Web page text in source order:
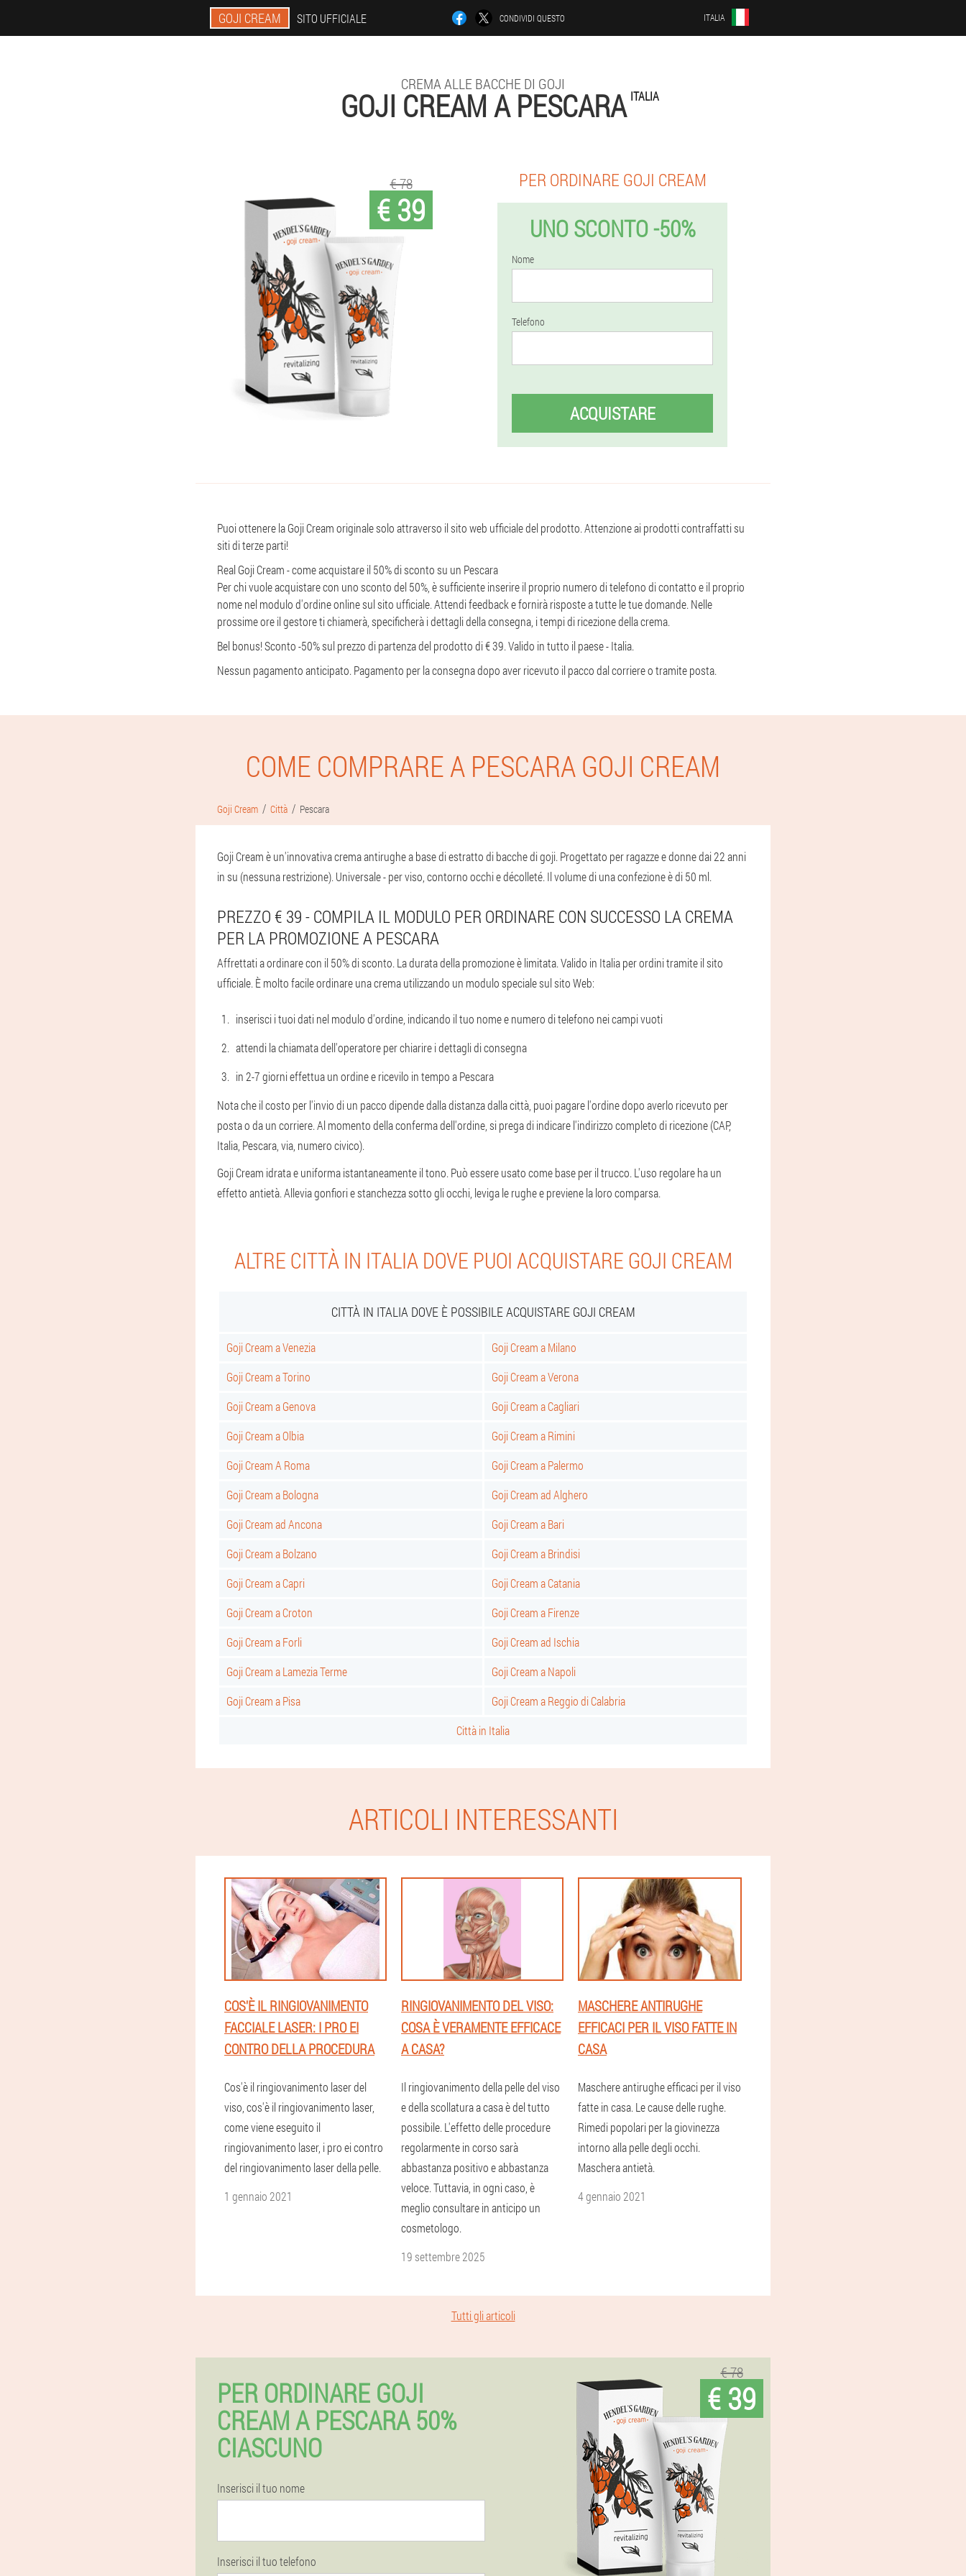
GOJI CREAM SITO UFFICIALE CONDIVIDI QUESTO ITALIA
CREMA ALLE BACCHE DI GOJI
GOJI CREAM A PESCARA ITALIA
€ 39
€ 78 PER ORDINARE GOJI CREAM
UNO SCONTO -50%
Nome
Telefono
ACQUISTARE
Puoi ottenere la Goji Cream originale solo attraverso il sito web ufficiale del prodotto. Attenzione ai prodotti contraffatti su
siti di terze parti!
Real Goji Cream - come acquistare il 50% di sconto su un Pescara
Per chi vuole acquistare con uno sconto del 50%, è sufficiente inserire il proprio numero di telefono di contatto e il proprio
nome nel modulo d'ordine online sul sito ufficiale. Attendi feedback e fornirà risposte a tutte le tue domande. Nelle
prossime ore il gestore ti chiamerà, specificherà i dettagli della consegna, i tempi di ricezione della crema.
Bel bonus! Sconto -50% sul prezzo di partenza del prodotto di € 39. Valido in tutto il paese - Italia.
Nessun pagamento anticipato. Pagamento per la consegna dopo aver ricevuto il pacco dal corriere o tramite posta.
COME COMPRARE A PESCARA GOJI CREAM
Goji Cream Città Pescara
Goji Cream è un'innovativa crema antirughe a base di estratto di bacche di goji. Progettato per ragazze e donne dai 22 anni
in su (nessuna restrizione). Universale - per viso, contorno occhi e décolleté. Il volume di una confezione è di 50 ml.
PREZZO € 39 - COMPILA IL MODULO PER ORDINARE CON SUCCESSO LA CREMA
PER LA PROMOZIONE A PESCARA
Affrettati a ordinare con il 50% di sconto. La durata della promozione è limitata. Valido in Italia per ordini tramite il sito
ufficiale. È molto facile ordinare una crema utilizzando un modulo speciale sul sito Web:
inserisci i tuoi dati nel modulo d'ordine, indicando il tuo nome e numero di telefono nei campi vuoti
attendi la chiamata dell'operatore per chiarire i dettagli di consegna
in 2-7 giorni effettua un ordine e ricevilo in tempo a Pescara
Nota che il costo per l'invio di un pacco dipende dalla distanza dalla città, puoi pagare l'ordine dopo averlo ricevuto per
posta o da un corriere. Al momento della conferma dell'ordine, si prega di indicare l'indirizzo completo di ricezione (CAP,
Italia, Pescara, via, numero civico).
Goji Cream idrata e uniforma istantaneamente il tono. Può essere usato come base per il trucco. L'uso regolare ha un
effetto antietà. Allevia gonfiori e stanchezza sotto gli occhi, leviga le rughe e previene la loro comparsa.
ALTRE CITTÀ IN ITALIA DOVE PUOI ACQUISTARE GOJI CREAM
CITTÀ IN ITALIA DOVE È POSSIBILE ACQUISTARE GOJI CREAM
Goji Cream a Venezia
Goji Cream a Milano
Goji Cream a Torino
Goji Cream a Verona
Goji Cream a Genova
Goji Cream a Cagliari
Goji Cream a Olbia
Goji Cream a Rimini
Goji Cream A Roma
Goji Cream a Palermo
Goji Cream a Bologna
Goji Cream ad Alghero
Goji Cream ad Ancona
Goji Cream a Bari
Goji Cream a Bolzano
Goji Cream a Brindisi
Goji Cream a Capri
Goji Cream a Catania
Goji Cream a Croton
Goji Cream a Firenze
Goji Cream a Forli
Goji Cream ad Ischia
Goji Cream a Lamezia Terme
Goji Cream a Napoli
Goji Cream a Pisa
Goji Cream a Reggio di Calabria
Città in Italia
ARTICOLI INTERESSANTI
COS'È IL RINGIOVANIMENTO
FACCIALE LASER: I PRO EI
CONTRO DELLA PROCEDURA
Cos'è il ringiovanimento laser del
viso, cos'è il ringiovanimento laser,
come viene eseguito il
ringiovanimento laser, i pro ei contro
del ringiovanimento laser della pelle.
1 gennaio 2021
RINGIOVANIMENTO DEL VISO:
COSA È VERAMENTE EFFICACE
A CASA?
Il ringiovanimento della pelle del viso
e della scollatura a casa è del tutto
possibile. L'effetto delle procedure
regolarmente in corso sarà
abbastanza positivo e abbastanza
veloce. Tuttavia, in ogni caso, è
meglio consultare in anticipo un
cosmetologo.
19 settembre 2025
MASCHERE ANTIRUGHE
EFFICACI PER IL VISO FATTE IN
CASA
Maschere antirughe efficaci per il viso
fatte in casa. Le cause delle rughe.
Rimedi popolari per la giovinezza
intorno alla pelle degli occhi.
Maschera antietà.
4 gennaio 2021
Tutti gli articoli
PER ORDINARE GOJI
CREAM A PESCARA 50%
CIASCUNO
Inserisci il tuo nome
Inserisci il tuo telefono
€ 78
€ 39